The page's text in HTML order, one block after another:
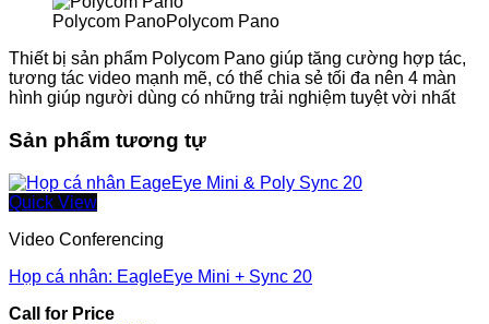
Polycom PanoPolycom Pano
Thiết bị sản phẩm Polycom Pano giúp tăng cường hợp tác,
tương tác video mạnh mẽ, có thể chia sẻ tối đa nên 4 màn
hình giúp người dùng có những trải nghiệm tuyệt vời nhất
Sản phẩm tương tự
Quick View
Video Conferencing
Họp cá nhân: EagleEye Mini + Sync 20
Call for Price